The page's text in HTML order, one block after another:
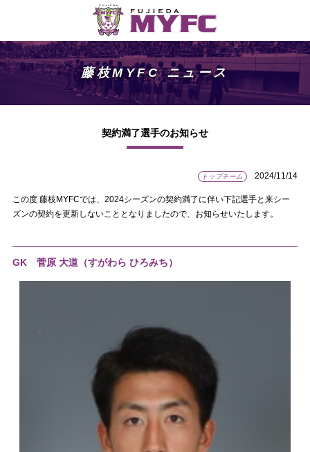
藤枝MYFC ニュース
契約満了選手のお知らせ
トップチーム 2024/11/14
この度 藤枝MYFCでは、2024シーズンの契約満了に伴い下記選手と来シー
ズンの契約を更新しないこととなりましたので、お知らせいたします。
GK 菅原 大道（すがわら ひろみち）